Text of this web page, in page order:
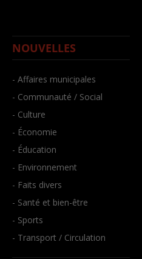
NOUVELLES
- Affaires municipales
- Communauté / Social
- Culture
- Économie
- Éducation
- Environnement
- Faits divers
- Santé et bien-être
- Sports
- Transport / Circulation